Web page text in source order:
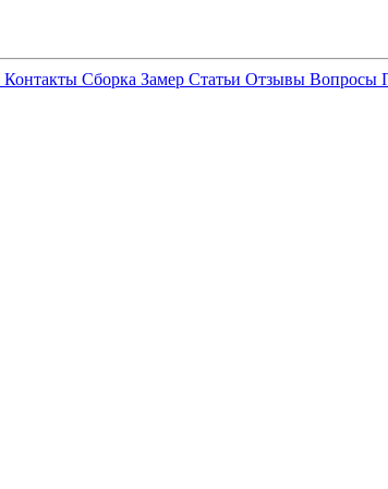
Контакты Сборка Замер Статьи Отзывы Вопросы